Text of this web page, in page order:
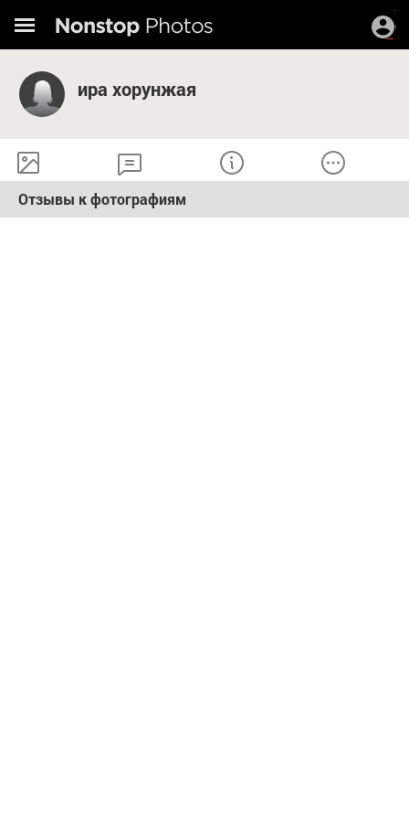
ира хорунжая
Отзывы к фотографиям